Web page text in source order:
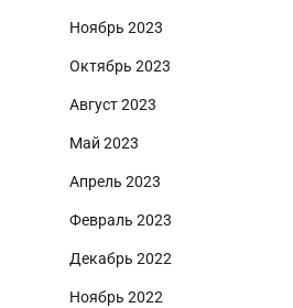
Ноябрь 2023
Октябрь 2023
Август 2023
Май 2023
Апрель 2023
Февраль 2023
Декабрь 2022
Ноябрь 2022